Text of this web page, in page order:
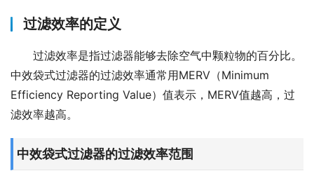
过滤效率的定义
过滤效率是指过滤器能够去除空气中颗粒物的百分比。
中效袋式过滤器的过滤效率通常用MERV（Minimum
Efficiency Reporting Value）值表示，MERV值越高，过
滤效率越高。
中效袋式过滤器的过滤效率范围